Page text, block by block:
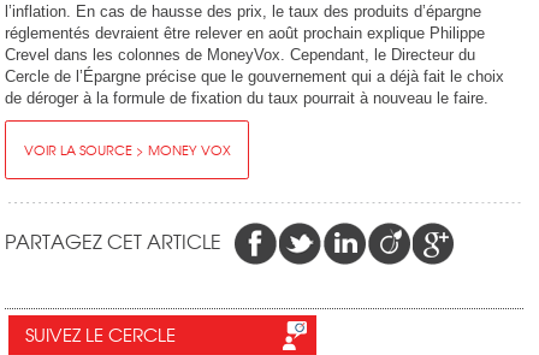
l’inflation. En cas de hausse des prix, le taux des produits d’épargne
réglementés devraient être relever en août prochain explique Philippe
Crevel dans les colonnes de MoneyVox. Cependant, le Directeur du
Cercle de l’Épargne précise que le gouvernement qui a déjà fait le choix
de déroger à la formule de fixation du taux pourrait à nouveau le faire.
VOIR LA SOURCE > MONEY VOX
PARTAGEZ CET ARTICLE
SUIVEZ LE CERCLE